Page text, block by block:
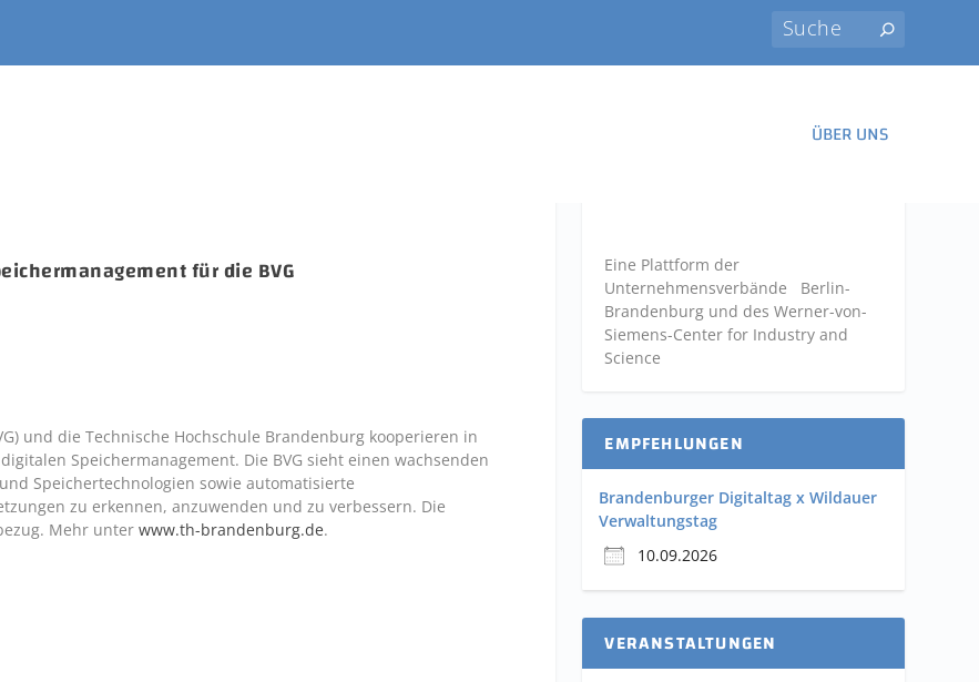
ÜBER UNS
für die BVG
und die Technische Hochschule Brandenburg kooperieren in
Speichermanagement. Die BVG sieht einen wachsenden
Speichertechnologien sowie automatisierte
zu erkennen, anzuwenden und zu verbessern. Die
Mehr unterwww.th-brandenburg.de.
Eine Plattform der
Unternehmensverbände Berlin-
Brandenburg und des Werner-von-
Siemens-Center for Industry and
Science
EMPFEHLUNGEN
Brandenburger Digitaltag x Wildauer
Verwaltungstag
10.09.2026
VERANSTALTUNGEN